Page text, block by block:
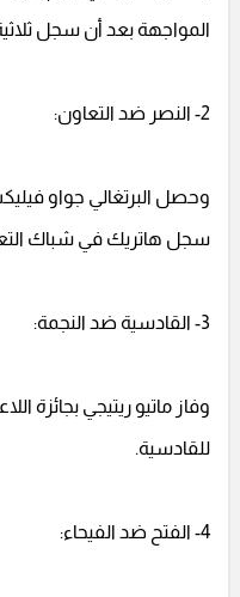
المواجهة بعد أن سجل
2- النصر ضد التعاون:
وحصل البرتغالي جواو
سجل هاتريك في شباك
3- القادسية ضد النجمة:
وفاز ماتيو ريتيجي بجائزة
للقادسية.
4- الفتح ضد الفيحاء: